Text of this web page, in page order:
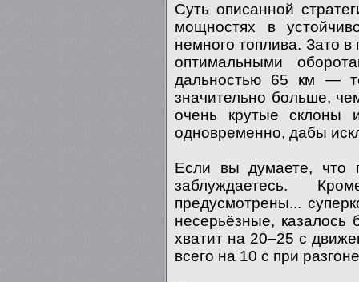
Суть описанной
мощностях в
немного топлива. Зато в
оптимальными
дальностью 65 км —
значительно больше,
очень крутые склоны
одновременно, дабы
Если вы думаете, что
заблуждаетесь.
предусмотрены...
несерьёзные, казалось
хватит на 20–25 с
всего на 10 с при